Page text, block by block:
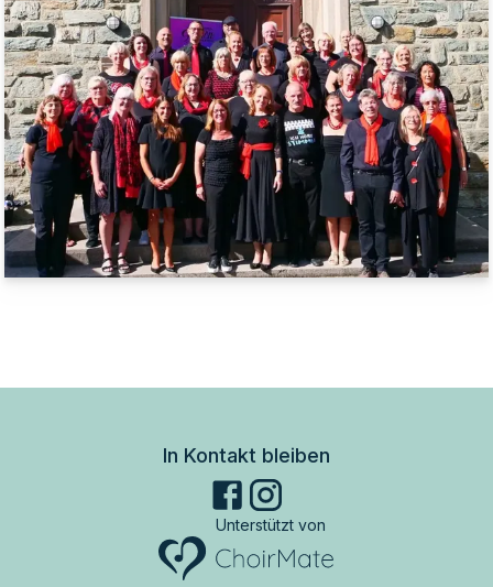
In Kontakt bleiben
Unterstützt von